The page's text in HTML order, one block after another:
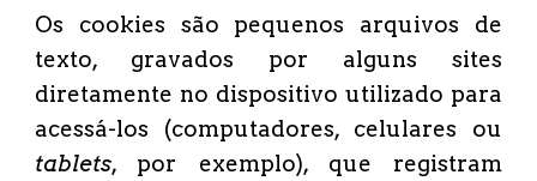
Os cookies são pequenos arquivos de
texto, gravados por alguns sites
diretamente no dispositivo utilizado para
acessá-los (computadores, celulares ou
tablets, por exemplo), que registram